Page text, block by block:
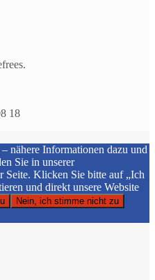
18
nähere Informationen dazu und
Sie in unserer
Seite. Klicken Sie bitte auf „Ich
und direkt unsere Website
Nein, ich stimme nicht zu